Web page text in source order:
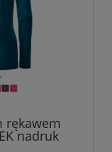
rękawem
nadruk